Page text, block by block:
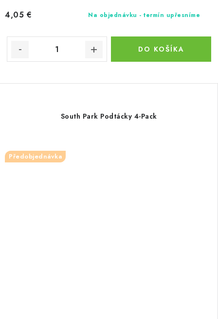
Na objednávku - termín upřesníme
4,05 €
DO KOŠÍKA
South Park Podtácky 4-Pack
Předobjednávka